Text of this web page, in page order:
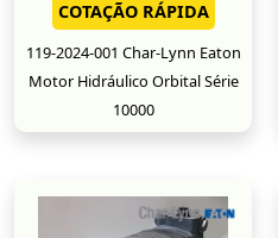
COTAÇÃO RÁPIDA
119-2024-001 Char-Lynn Eaton
Motor Hidráulico Orbital Série
10000